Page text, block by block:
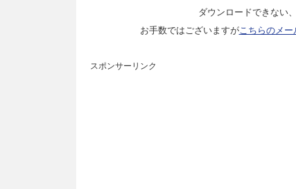
ダウンロードできない
お手数ではございますがこちらのメー
スポンサーリンク